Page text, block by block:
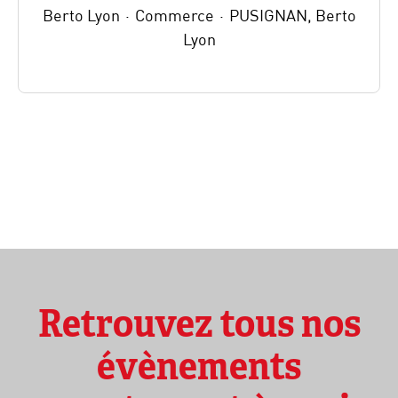
Berto Lyon · Commerce · PUSIGNAN, Berto
Lyon
Retrouvez tous nos
évènements